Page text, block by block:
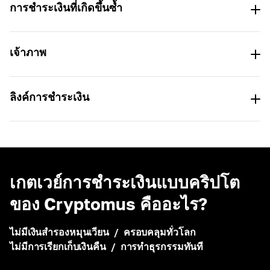
TRON (TRC-20)
ชำระเงินด้วย Cryptomus
การชำระเงินที่เกิดขึ้นซ้ำ
เจ้าภาพ
ลิงค์การชำระเงิน
เกตเวย์การชำระเงินแบบคริปโต
ของ Cryptomus คืออะไร?
ไม่มีเงินสำรองหมุนเวียน / ครอบคลุมทั่วโลก
ไม่มีการเรียกเก็บเงินคืน / การทำธุรกรรมทันที